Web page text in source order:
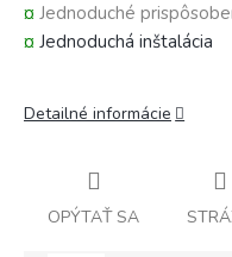
¤ Jednoduché
¤ Jednoduchá inštalácia
Detailné informácie
OPÝTAŤ SA